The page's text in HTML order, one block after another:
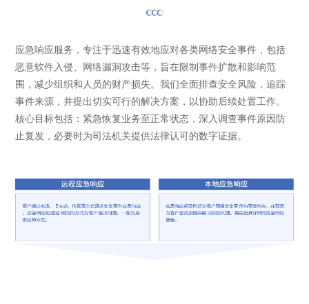
应急响应服务，专注于迅速有效地应对各类网络安全事件，包括
恶意软件入侵、网络漏洞攻击等，旨在限制事件扩散和影响范
围，减少组织和人员的财产损失。我们全面排查安全风险，追踪
事件来源，并提出切实可行的解决方案，以协助后续处置工作。
核心目标包括：紧急恢复业务至正常状态，深入调查事件原因防
止复发，必要时为司法机关提供法律认可的数字证据。